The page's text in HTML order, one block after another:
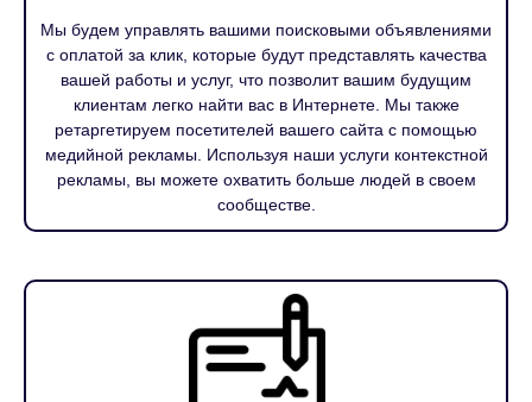
Мы будем управлять вашими поисковыми объявлениями
с оплатой за клик, которые будут представлять качества
вашей работы и услуг, что позволит вашим будущим
клиентам легко найти вас в Интернете. Мы также
ретаргетируем посетителей вашего сайта с помощью
медийной рекламы. Используя наши услуги контекстной
рекламы, вы можете охватить больше людей в своем
сообществе.